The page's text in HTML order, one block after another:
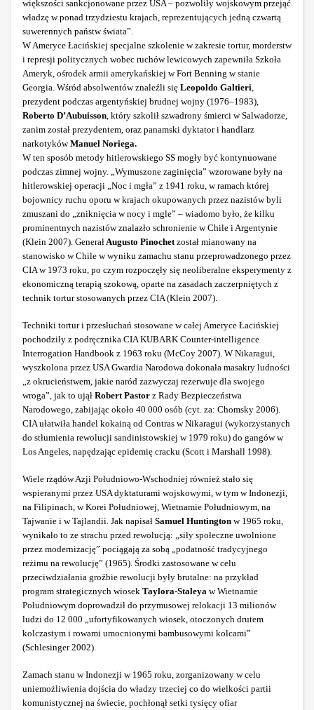
większości sankcjonowane przez USA – pozwoliły wojskowym przejąć
władzę w ponad trzydziestu krajach, reprezentujących jedną czwartą
suwerennych państw świata”.
W Ameryce Łacińskiej specjalne szkolenie w zakresie tortur, morderstw
i represji politycznych wobec ruchów lewicowych zapewniła Szkoła
Ameryk, ośrodek armii amerykańskiej w Fort Benning w stanie
Georgia. Wśród absolwentów znaleźli się Leopoldo Galtieri
prezydent podczas argentyńskiej brudnej wojny (1976–1983),
Roberto D’Aubuisson , który szkolił szwadrony śmierci w Salwadorze,
zanim został prezydentem, oraz panamski dyktator i handlarz
narkotykówManuel Noriega.
W ten sposób metody hitlerowskiego SS mogły być kontynuowane
podczas zimnej wojny. „Wymuszone zaginięcia” wzorowane były na
hitlerowskiej operacji „Noc i mgła” z 1941 roku, w ramach której
bojownicy ruchu oporu w krajach okupowanych przez nazistów byli
zmuszani do „zniknięcia w nocy i mgle” – wiadomo było, że kilku
prominentnych nazistów znalazło schronienie w Chile i Argentynie
(Klein 2007). Generał Augusto Pinochet został mianowany na
stanowisko w Chile w wyniku zamachu stanu przeprowadzonego przez
CIA w 1973 roku, po czym rozpoczęły się neoliberalne eksperymenty z
ekonomiczną terapią szokową, oparte na zasadach zaczerpniętych z
technik tortur stosowanych przez CIA (Klein 2007).
Techniki tortur i przesłuchań stosowane w całej Ameryce Łacińskiej
pochodziły z podręcznika CIA KUBARK Counter-intelligence
Interrogation Handbook z 1963 roku (McCoy 2007). W Nikaragui,
wyszkolona przez USA Gwardia Narodowa dokonała masakry ludności
„z okrucieństwem, jakie naród zazwyczaj rezerwuje dla swojego
wroga”, jak to ujął Robert Pastor z Rady Bezpieczeństwa
Narodowego, zabijając około 40 000 osób (cyt. za: Chomsky 2006).
CIA ułatwiła handel kokainą od Contras w Nikaragui (wykorzystanych
do stłumienia rewolucji sandinistowskiej w 1979 roku) do gangów w
Los Angeles, napędzając epidemię cracku (Scott i Marshall 1998).
Wiele rządów Azji Południowo-Wschodniej również stało się
wspieranymi przez USA dyktaturami wojskowymi, w tym w Indonezji,
na Filipinach, w Korei Południowej, Wietnamie Południowym, na
Tajwanie i w Tajlandii. Jak napisał Samuel Huntington w 1965 roku,
wynikało to ze strachu przed rewolucją: „siły społeczne uwolnione
przez modernizację” pociągają za sobą „podatność tradycyjnego
reżimu na rewolucję” (1965). Środki zastosowane w celu
przeciwdziałania groźbie rewolucji były brutalne: na przykład
program strategicznych wiosek Taylora-Staleya w Wietnamie
Południowym doprowadził do przymusowej relokacji 13 milionów
ludzi do 12 000 „ufortyfikowanych wiosek, otoczonych drutem
kolczastym i rowami umocnionymi bambusowymi kolcami”
(Schlesinger 2002).
Zamach stanu w Indonezji w 1965 roku, zorganizowany w celu
uniemożliwienia dojścia do władzy trzeciej co do wielkości partii
komunistycznej na świecie, pochłonął setki tysięcy ofiar